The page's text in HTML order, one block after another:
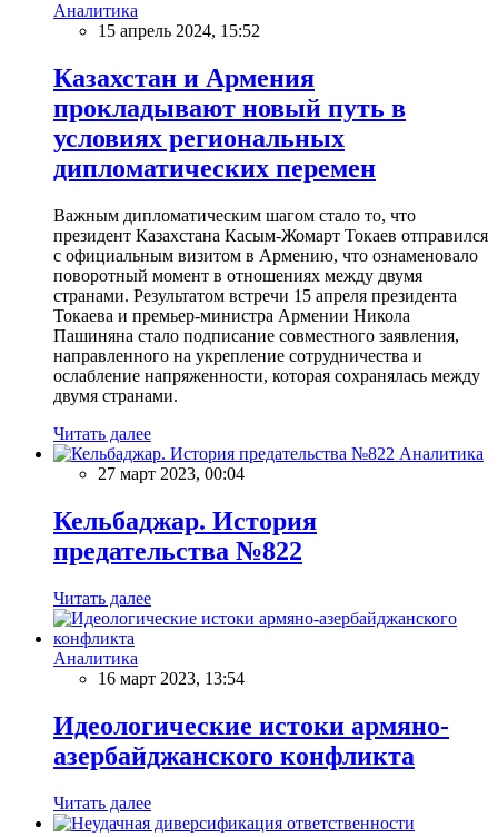
Аналитика
15 апрель 2024, 15:52
Казахстан и Армения
прокладывают новый путь в
условиях региональных
дипломатических перемен
Важным дипломатическим шагом стало то, что
президент Казахстана Касым-Жомарт Токаев отправился
с официальным визитом в Армению, что ознаменовало
поворотный момент в отношениях между двумя
странами. Результатом встречи 15 апреля президента
Токаева и премьер-министра Армении Никола
Пашиняна стало подписание совместного заявления,
направленного на укрепление сотрудничества и
ослабление напряженности, которая сохранялась между
двумя странами.
Читать далее
Аналитика
27 март 2023, 00:04
Кельбаджар. История
предательства №822
Читать далее
Аналитика
16 март 2023, 13:54
Идеологические истоки армяно-
азербайджанского конфликта
Читать далее